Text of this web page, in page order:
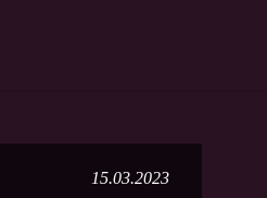
15.03.2023